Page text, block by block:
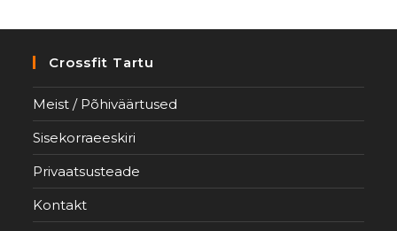
Crossfit Tartu
Meist / Põhiväärtused
Sisekorraeeskiri
Privaatsusteade
Kontakt